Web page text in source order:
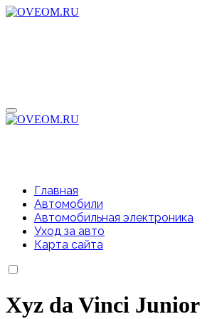
Перейти
Главная
Автомобили
Автомобильная электроника
Уход за авто
Карта сайта
Xyz da Vinci Junior